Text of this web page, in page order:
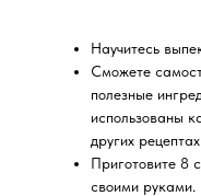
Научитесь
Сможете
полезные
использованы
других
Приготовите 8
своими руками.